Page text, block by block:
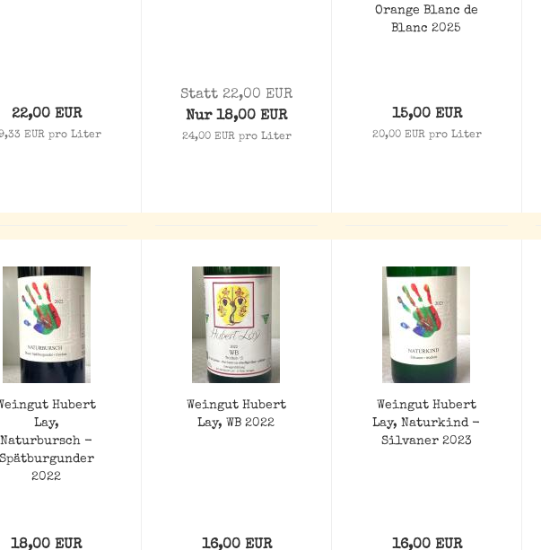
22,00 EUR
EUR pro Liter
Statt 22,00 EUR
Nur 18,00 EUR
24,00 EUR pro Liter
Orange Blanc de
Blanc 2025
15,00 EUR
20,00 EUR pro Liter
Hubert
Lay,
Naturbursch -
2022
18,00 EUR
Weingut Hubert
Lay, WB 2022
16,00 EUR
Weingut Hubert
Lay, Naturkind -
Silvaner 2023
16,00 EUR